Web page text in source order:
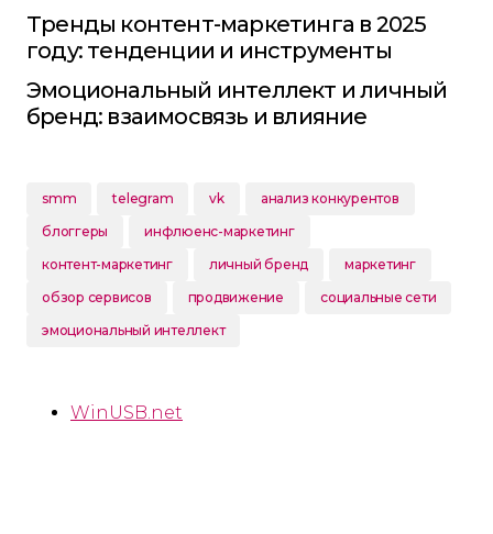
Тренды контент-маркетинга в 2025
году: тенденции и инструменты
Эмоциональный интеллект и личный
бренд: взаимосвязь и влияние
smm telegram vk
анализ конкурентов
блоггеры
инфлюенс-маркетинг
контент-маркетинг
личный бренд
маркетинг
обзор сервисов
продвижение
социальные сети
эмоциональный интеллект
WinUSB.net